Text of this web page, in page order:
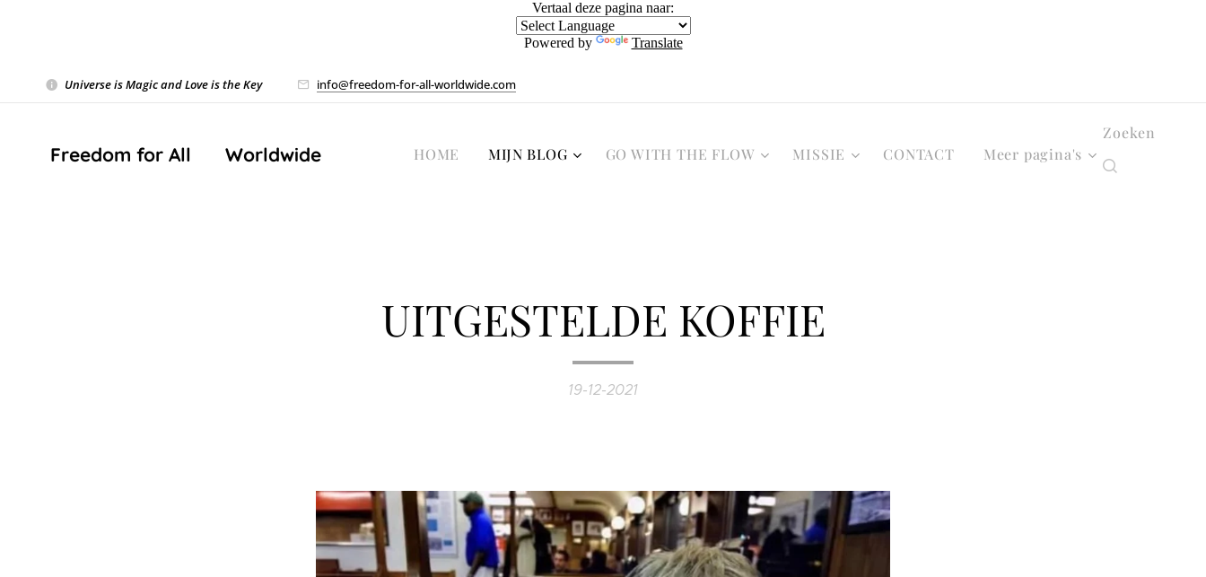
Vertaal deze pagina naar:
Powered by Translate
Universe is Magic and Love is the Key❤️ info@freedom-for-all-worldwide.com
Freedom for All ❤️ Worldwide HOME MIJN BLOG GO WITH THE FLOW MISSIE CONTACT Meer pagina's
Zoeken
UITGESTELDE KOFFIE
19-12-2021